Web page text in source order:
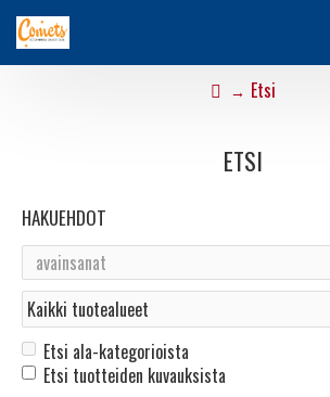
Etsi
ETSI
HAKUEHDOT
Etsi ala-kategorioista
Etsi tuotteiden kuvauksista